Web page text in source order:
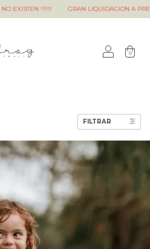
GRAN LIQUIDACION A PRECIOS QUE NO
0
FILTRAR